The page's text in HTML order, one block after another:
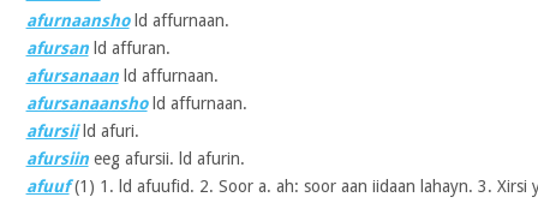
afurnaanshold affurnaan.
afursanld affuran.
afursanaanld affurnaan.
afursanaanshold affurnaan.
afursiild afuri.
afursiineeg afursii. ld afurin.
afuuf(1) 1. ld afuufid. 2. Soor a. ah: soor aan iidaan lahayn. 3. Xirsi